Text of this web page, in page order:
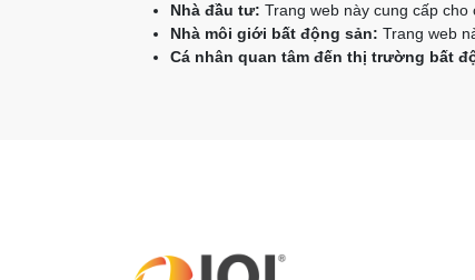
Nhà đầu tư: Trang web này cung cấp
Nhà môi giới bất động sản: Trang web
Cá nhân quan tâm đến thị trường bất